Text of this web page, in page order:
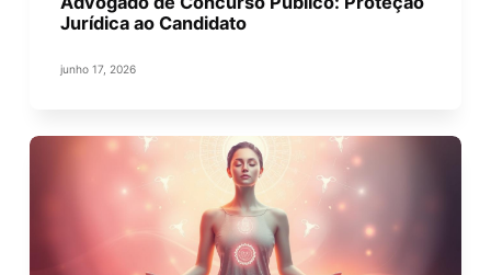
Jurídica ao Candidato
junho 17, 2026